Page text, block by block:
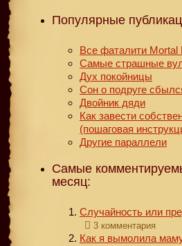
Популярные
Все фаталити Mortal
Самые страшные
Дух покойницы
Сон о подруге
Двойник дяди
Как завести
(пошаговая
Другие параллели
Самые
месяц:
Случайность или
3 комментария
Как я вымолила